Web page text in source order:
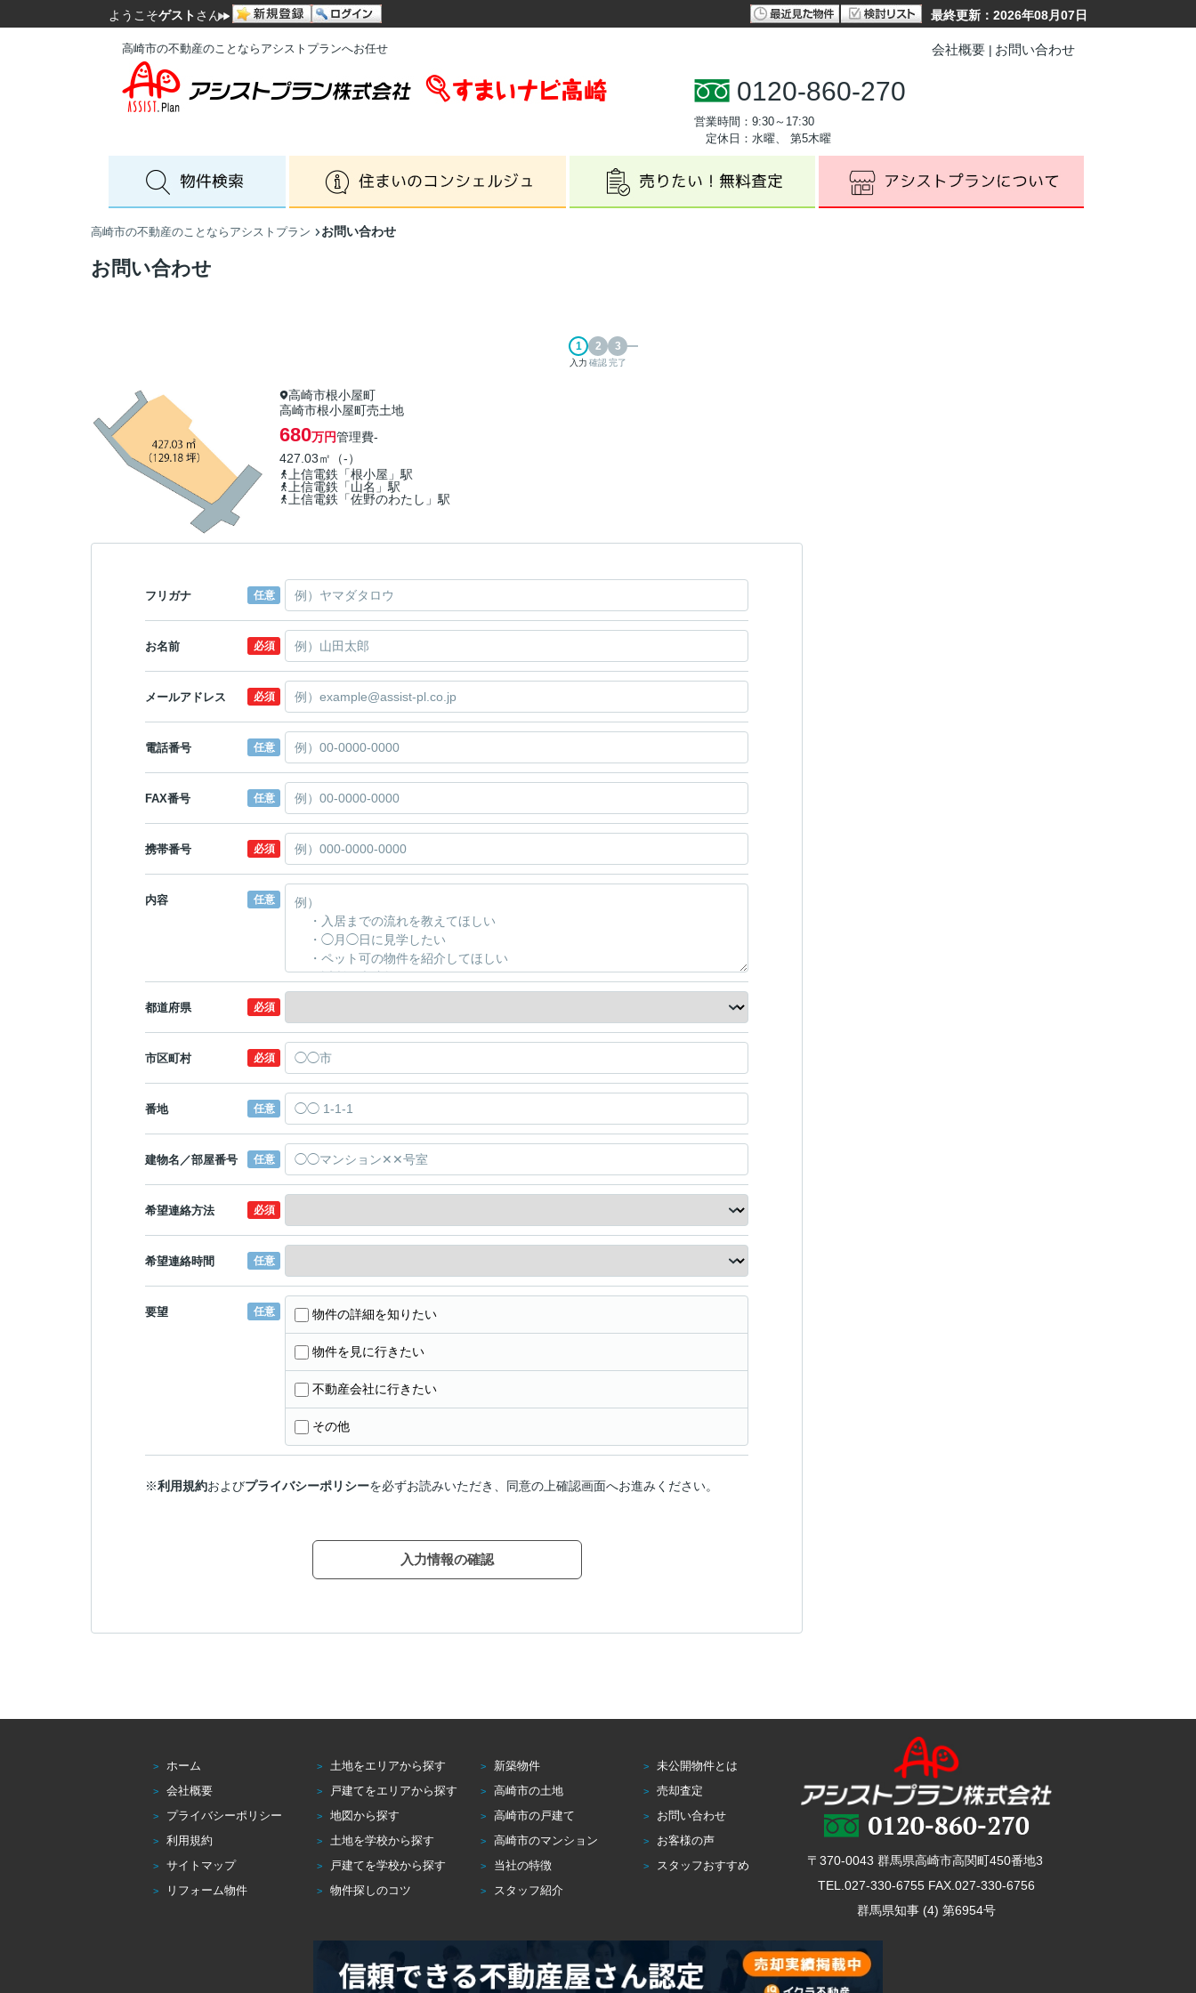
ようこそゲスト さん 最終更新：2026年08月07日
高崎市の不動産のことならアシストプランへお任せ 会社概要 お問い合わせ
0120-860-270
営業時間：9:30～17:30
定休日：水曜、 第5木曜
高崎市の不動産のことならアシストプラン お問い合わせ
お問い合わせ
入力 確認完了
高崎市根小屋町
高崎市根小屋町売土地
680万円管理費-
427.03㎡（-）
上信電鉄「根小屋」駅
上信電鉄「山名」駅
上信電鉄「佐野のわたし」駅
フリガナ 任意
お名前 必須
メールアドレス 必須
電話番号 任意
FAX番号 任意
携帯番号 必須
内容 任意
都道府県 必須
市区町村 必須
番地 任意
建物名／部屋番号 任意
希望連絡方法 必須
希望連絡時間 任意
要望 任意 物件の詳細を知りたい
物件を見に行きたい
不動産会社に行きたい
その他
※利用規約およびプライバシーポリシーを必ずお読みいただき、同意の上確認画面へお進みください。
入力情報の確認
ホーム 土地をエリアから探す 新築物件
未公開物件とは
会社概要
戸建てをエリアから探す 高崎市の土地
売却査定
プライバシーポリシー
地図から探す 高崎市の戸建て
お問い合わせ
利用規約
土地を学校から探す 高崎市のマンション
お客様の声
サイトマップ
戸建てを学校から探す 当社の特徴
スタッフおすすめ
リフォーム物件
物件探しのコツ スタッフ紹介
〒370-0043 群馬県高崎市高関町450番地3
TEL.027-330-6755 FAX.027-330-6756
群馬県知事 (4) 第6954号